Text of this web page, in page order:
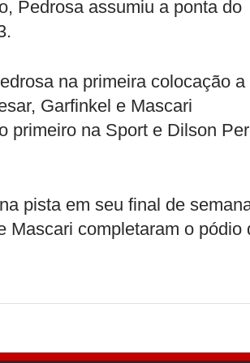
Pedrosa assumiu a ponta do
na primeira colocação a
Garfinkel e Mascari
primeiro na Sport e Dilson
pista em seu final de
Mascari completaram o pódio